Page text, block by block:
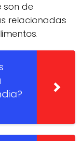
son de
relacionadas